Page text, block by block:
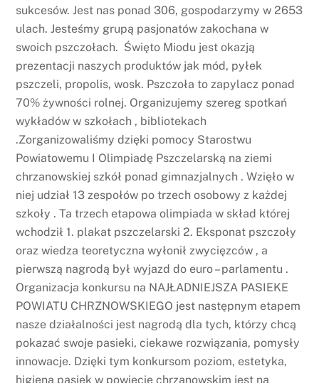
sukcesów. Jest nas ponad 306, gospodarzymy w 2653
ulach. Jesteśmy grupą pasjonatów zakochana w
swoich pszczołach. Święto Miodu jest okazją
prezentacji naszych produktów jak mód, pyłek
pszczeli, propolis, wosk. Pszczoła to zapylacz ponad
70% żywności rolnej. Organizujemy szereg spotkań
wykładów w szkołach , bibliotekach
.Zorganizowaliśmy dzięki pomocy Starostwu
Powiatowemu I Olimpiadę Pszczelarską na ziemi
chrzanowskiej szkół ponad gimnazjalnych . Wzięło w
niej udział 13 zespołów po trzech osobowy z każdej
szkoły . Ta trzech etapowa olimpiada w skład której
wchodził 1. plakat pszczelarski 2. Eksponat pszczoły
oraz wiedza teoretyczna wyłonił zwycięzców , a
pierwszą nagrodą był wyjazd do euro – parlamentu .
Organizacja konkursu na NAJŁADNIEJSZA PASIEKE
POWIATU CHRZNOWSKIEGO jest następnym etapem
nasze działalności jest nagrodą dla tych, którzy chcą
pokazać swoje pasieki, ciekawe rozwiązania, pomysły
innowacje. Dzięki tym konkursom poziom, estetyka,
higiena pasiek w powiecie chrzanowskim jest na